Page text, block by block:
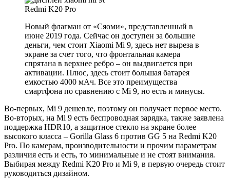
Redmi K20 Pro
Новый флагман от «Сяоми», представленный в
июне 2019 года. Сейчас он доступен за большие
деньги, чем стоит Xiaomi Mi 9, здесь нет выреза в
экране за счет того, что фронтальная камера
спрятана в верхнее ребро – он выдвигается при
активации. Плюс, здесь стоит большая батарея
емкостью 4000 мАч. Все это преимущества
смартфона по сравнению с Mi 9, но есть и минусы.
Во-первых, Mi 9 дешевле, поэтому он получает первое место.
Во-вторых, на Mi 9 есть беспроводная зарядка, также заявлена
поддержка HDR10, а защитное стекло на экране более
высокого класса – Gorilla Glass 6 против GG 5 на Redmi K20
Pro. По камерам, производительности и прочим параметрам
различия есть и есть, то минимальные и не стоят внимания.
Выбирая между Redmi K20 Pro и Mi 9, в первую очередь стоит
руководиться дизайном.